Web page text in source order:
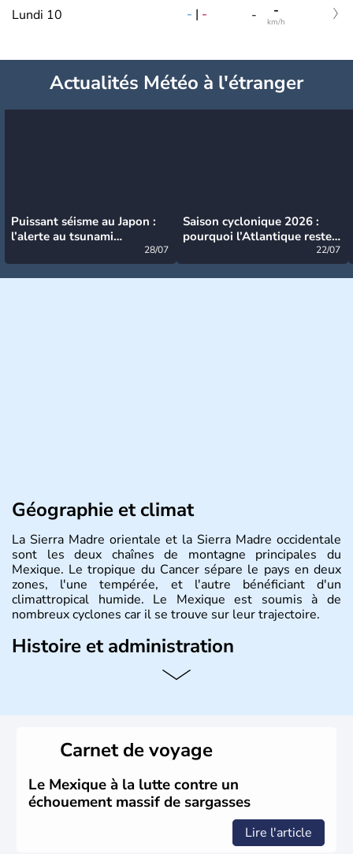
Lundi 10 - | - - -
km/h
Actualités Météo à l'étranger
Puissant séisme au Japon :
l’alerte au tsunami
28/07
Saison cyclonique 2026 :
pourquoi l’Atlantique reste
22/07
Géographie et climat
La Sierra Madre orientale et la Sierra Madre occidentale
sont les deux chaînes de montagne principales du
Mexique. Le tropique du Cancer sépare le pays en deux
zones, l'une tempérée, et l'autre bénéficiant d'un
climattropical humide. Le Mexique est soumis à de
nombreux cyclones car il se trouve sur leur trajectoire.
Histoire et administration
Bordé au Sud par le Guatemala et le Belize, le Mexique
Carnet de voyage
Le Mexique à la lutte contre un
échouement massif de sargasses
Lire l'article